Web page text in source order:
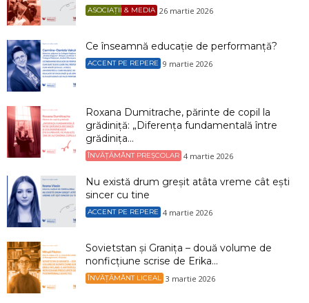
ASOCIAȚII & MEDIA 26 martie 2026
Ce înseamnă educație de performanță?
ACCENT PE REPERE 9 martie 2026
Roxana Dumitrache, părinte de copil la
grădiniță: „Diferența fundamentală între
grădinița...
ÎNVĂȚĂMÂNT PREȘCOLAR 4 martie 2026
Nu există drum greșit atâta vreme cât ești
sincer cu tine
ACCENT PE REPERE 4 martie 2026
Sovietstan și Granița – două volume de
nonficțiune scrise de Erika...
ÎNVĂȚĂMÂNT LICEAL 3 martie 2026